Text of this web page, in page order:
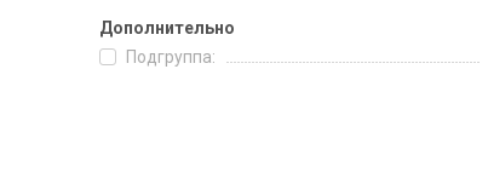
Дополнительно
Подгруппа: